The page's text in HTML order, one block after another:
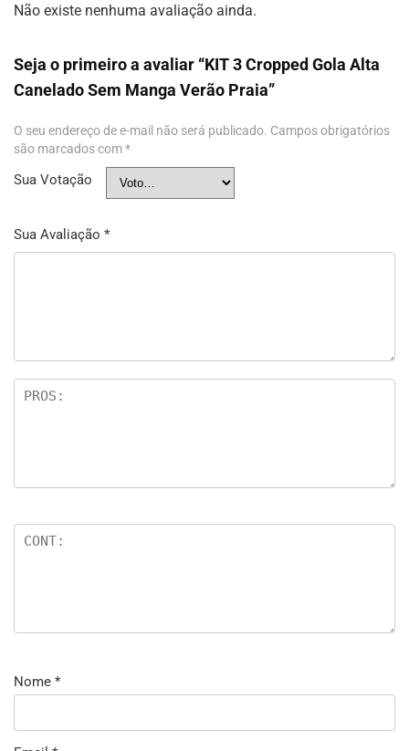
Não existe nenhuma avaliação ainda.
Seja o primeiro a avaliar “KIT 3 Cropped Gola Alta
Canelado Sem Manga Verão Praia”
O seu endereço de e-mail não será publicado. Campos obrigatórios
são marcados com*
Sua Votação
Sua Avaliação *
Nome *